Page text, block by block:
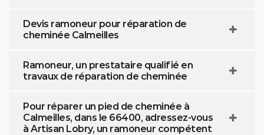
Devis ramoneur pour réparation de
cheminée Calmeilles
Ramoneur, un prestataire qualifié en
travaux de réparation de cheminée
Pour réparer un pied de cheminée à
Calmeilles, dans le 66400, adressez-vous
à Artisan Lobry, un ramoneur compétent